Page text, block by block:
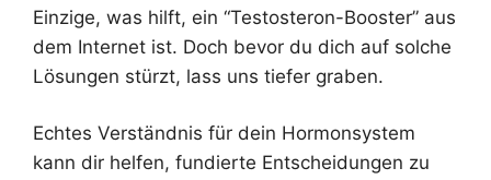
Einzige, was hilft, ein “Testosteron-Booster” aus
dem Internet ist. Doch bevor du dich auf solche
Lösungen stürzt, lass uns tiefer graben.
Echtes Verständnis für dein Hormonsystem
kann dir helfen, fundierte Entscheidungen zu